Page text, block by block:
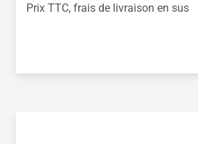
Prix TTC, frais de livraison en sus